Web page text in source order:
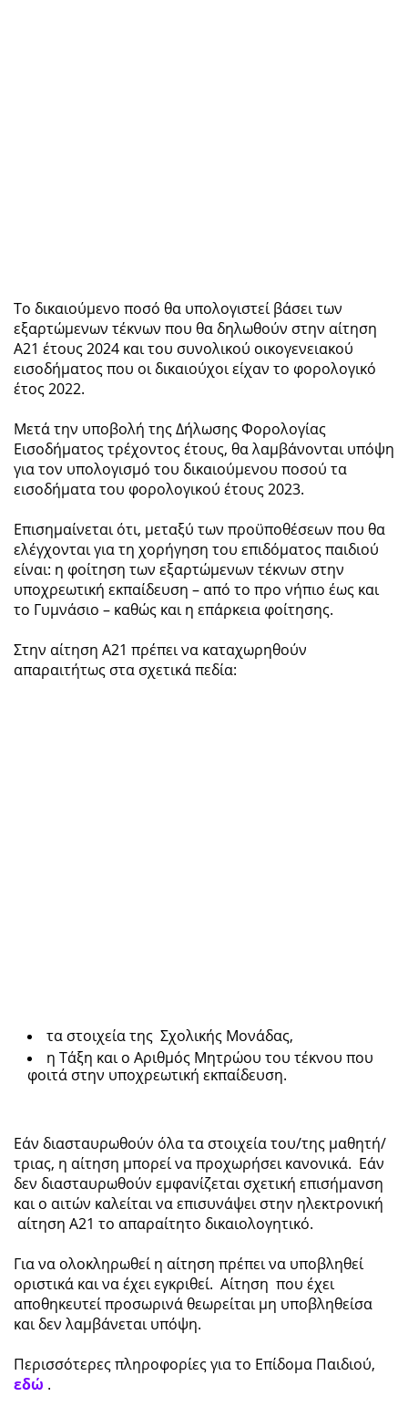
Το δικαιούμενο ποσό θα υπολογιστεί βάσει των
εξαρτώμενων τέκνων που θα δηλωθούν στην αίτηση
Α21 έτους 2024 και του συνολικού οικογενειακού
εισοδήματος που οι δικαιούχοι είχαν το φορολογικό
έτος 2022.
Μετά την υποβολή της Δήλωσης Φορολογίας
Εισοδήματος τρέχοντος έτους, θα λαμβάνονται υπόψη
για τον υπολογισμό του δικαιούμενου ποσού τα
εισοδήματα του φορολογικού έτους 2023.
Επισημαίνεται ότι, μεταξύ των προϋποθέσεων που θα
ελέγχονται για τη χορήγηση του επιδόματος παιδιού
είναι: η φοίτηση των εξαρτώμενων τέκνων στην
υποχρεωτική εκπαίδευση – από το προ νήπιο έως και
το Γυμνάσιο – καθώς και η επάρκεια φοίτησης.
Στην αίτηση Α21 πρέπει να καταχωρηθούν
απαραιτήτως στα σχετικά πεδία:
τα στοιχεία της Σχολικής Μονάδας,
η Τάξη και ο Αριθμός Μητρώου του τέκνου που
φοιτά στην υποχρεωτική εκπαίδευση.
Εάν διασταυρωθούν όλα τα στοιχεία του/της μαθητή/
τριας, η αίτηση μπορεί να προχωρήσει κανονικά. Εάν
δεν διασταυρωθούν εμφανίζεται σχετική επισήμανση
και ο αιτών καλείται να επισυνάψει στην ηλεκτρονική
αίτηση Α21 το απαραίτητο δικαιολογητικό.
Για να ολοκληρωθεί η αίτηση πρέπει να υποβληθεί
οριστικά και να έχει εγκριθεί. Αίτηση που έχει
αποθηκευτεί προσωρινά θεωρείται μη υποβληθείσα
και δεν λαμβάνεται υπόψη.
Περισσότερες πληροφορίες για το Επίδομα Παιδιού,
εδώ .